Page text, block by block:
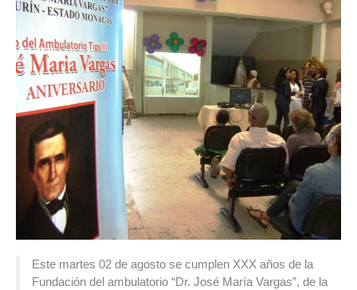
Este martes 02 de agosto se cumplen XXX años de la
Fundación del ambulatorio “Dr. José María Vargas”, de la